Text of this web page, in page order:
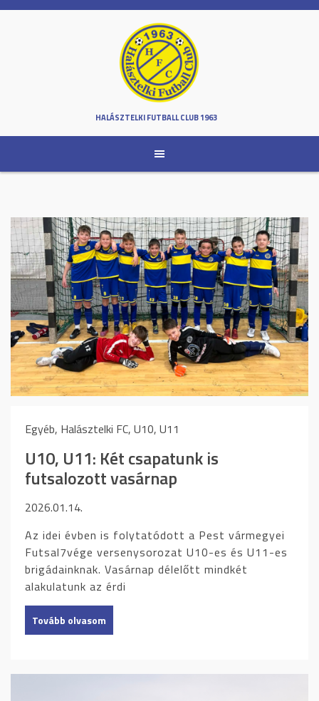
Skip
HALÁSZTELKI FUTBALL CLUB 1963
Egyéb, Halásztelki FC, U10, U11
U10, U11: Két csapatunk is
futsalozott vasárnap
2026.01.14.
Az idei évben is folytatódott a Pest vármegyei
Futsal7vége versenysorozat U10-es és U11-es
brigádainknak. Vasárnap délelőtt mindkét
alakulatunk az érdi
Tovább olvasom